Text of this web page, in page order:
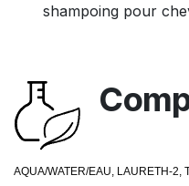
shampoing pour
AQUA/WATER/EAU, LAURETH-2,